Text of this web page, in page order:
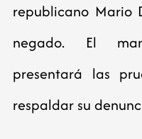
republicano Mario
negado. El
presentará las
respaldar su